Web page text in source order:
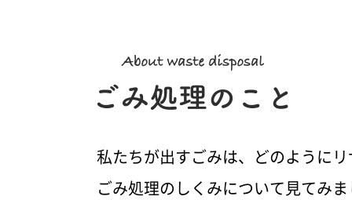
私たちが出すごみは、どのように
ごみ処理のしくみについて見てみ